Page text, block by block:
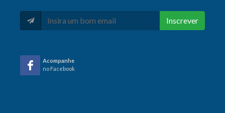
Inscrever
Acompanhe
no Facebook